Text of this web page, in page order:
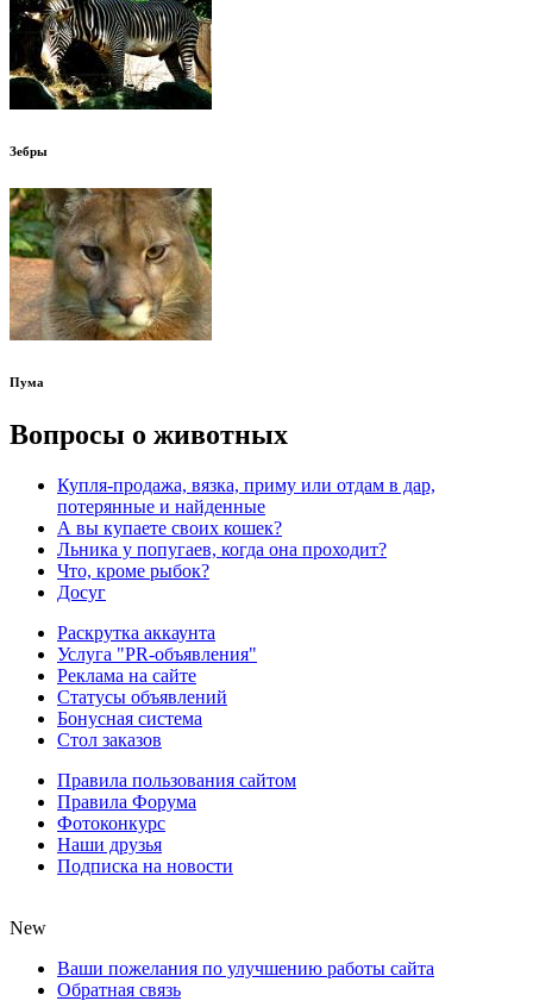
Зебры
Пума
Вопросы о животных
Купля-продажа, вязка, приму или отдам в дар,
потерянные и найденные
А вы купаете своих кошек?
Льника у попугаев, когда она проходит?
Что, кроме рыбок?
Досуг
Раскрутка аккаунта
Услуга "PR-объявления"
Реклама на сайте
Статусы объявлений
Бонусная система
Стол заказов
Правила пользования сайтом
Правила Форума
Фотоконкурс
Наши друзья
Подписка на новости
New
Ваши пожелания по улучшению работы сайта
Обратная связь